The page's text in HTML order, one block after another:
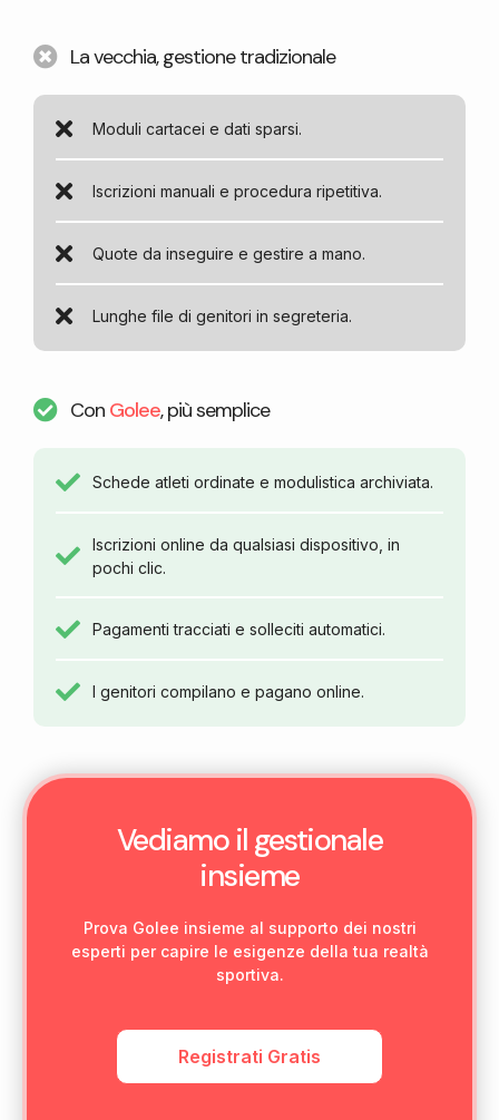
La vecchia, gestione tradizionale
Moduli cartacei e dati sparsi.
Iscrizioni manuali e procedura ripetitiva.
Quote da inseguire e gestire a mano.
Lunghe file di genitori in segreteria.
Con Golee, più semplice
Schede atleti ordinate e modulistica archiviata.
Iscrizioni online da qualsiasi dispositivo, in
pochi clic.
Pagamenti tracciati e solleciti automatici.
I genitori compilano e pagano online.
Vediamo il gestionale
insieme
Prova Golee insieme al supporto dei nostri
esperti per capire le esigenze della tua realtà
sportiva.
Registrati Gratis